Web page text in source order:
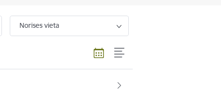
Norises vieta